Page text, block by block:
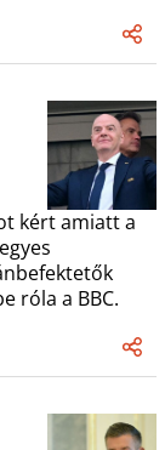
kért amiatt a
róla a BBC.